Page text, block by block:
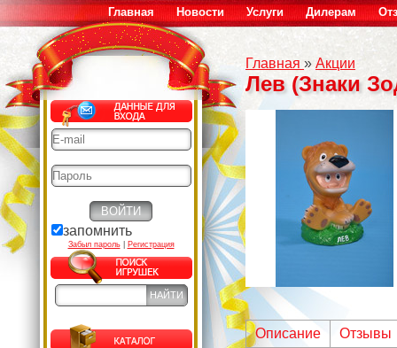
Главная Новости Услуги Дилерам
запомнить
Забыл пароль| Регистрация
Главная » Акции
Лев (Знаки
Описание Отзывы